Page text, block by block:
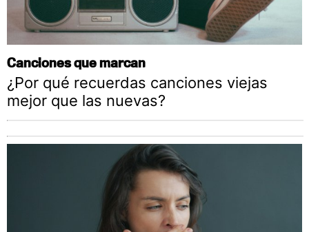
Canciones que marcan
¿Por qué recuerdas canciones viejas
mejor que las nuevas?